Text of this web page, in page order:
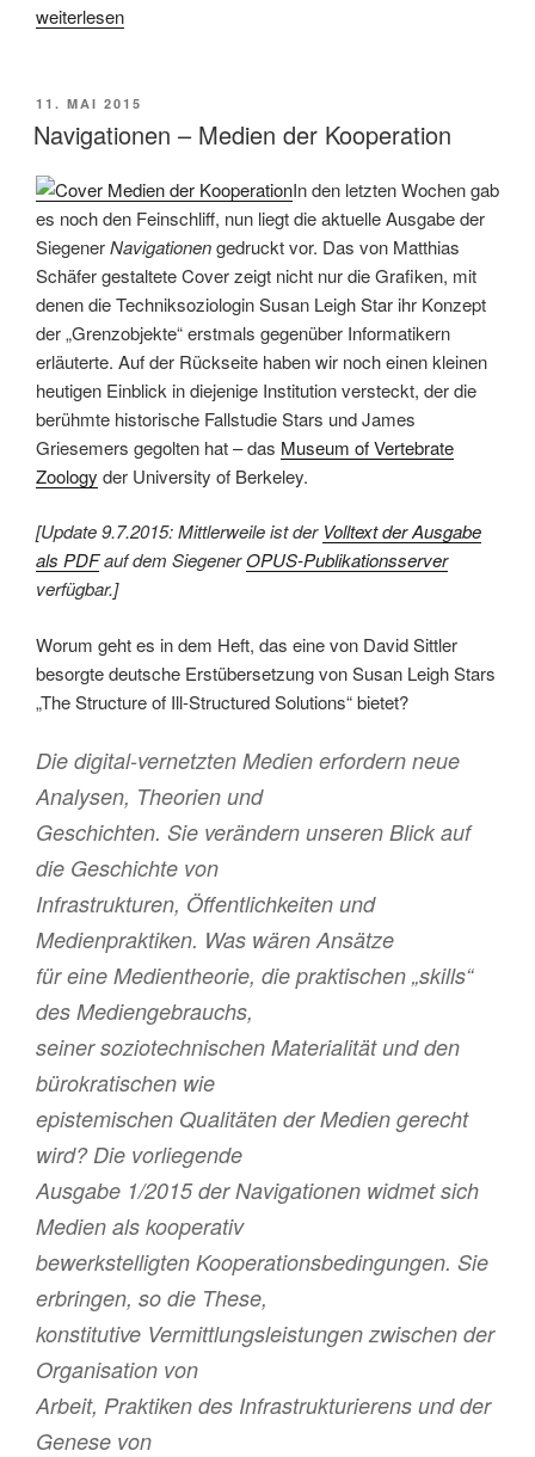
„Vier
Plattformgesellschaft
(1)“
weiterlesen
VERÖFFENTLICHT
AM
11. MAI 2015
Navigationen – Medien der Kooperation
In den letzten Wochen gab
es noch den Feinschliff, nun liegt die aktuelle Ausgabe der
SiegenerNavigationengedruckt vor. Das von Matthias
Schäfer gestaltete Cover zeigt nicht nur die Grafiken, mit
denen die Techniksoziologin Susan Leigh Star ihr Konzept
der „Grenzobjekte“ erstmals gegenüber Informatikern
erläuterte. Auf der Rückseite haben wir noch einen kleinen
heutigen Einblick in diejenige Institution versteckt, der die
berühmte historische Fallstudie Stars und James
Griesemers gegolten hat – das Museum of Vertebrate
Zoology der University of Berkeley.
[Update 9.7.2015: Mittlerweile ist der Volltext der Ausgabe
als PDFauf dem SiegenerOPUS-Publikationsserver
verfügbar.]
Worum geht es in dem Heft, das eine von David Sittler
besorgte deutsche Erstübersetzung von Susan Leigh Stars
„The Structure of Ill-Structured Solutions“ bietet?
Die digital-vernetzten Medien erfordern neue
Analysen, Theorien und
Geschichten. Sie verändern unseren Blick auf
die Geschichte von
Infrastrukturen, Öffentlichkeiten und
Medienpraktiken. Was wären Ansätze
für eine Medientheorie, die praktischen „skills“
des Mediengebrauchs,
seiner soziotechnischen Materialität und den
bürokratischen wie
epistemischen Qualitäten der Medien gerecht
wird? Die vorliegende
Ausgabe 1/2015 der Navigationen widmet sich
Medien als kooperativ
bewerkstelligten Kooperationsbedingungen. Sie
erbringen, so die These,
konstitutive Vermittlungsleistungen zwischen der
Organisation von
Arbeit, Praktiken des Infrastrukturierens und der
Genese von